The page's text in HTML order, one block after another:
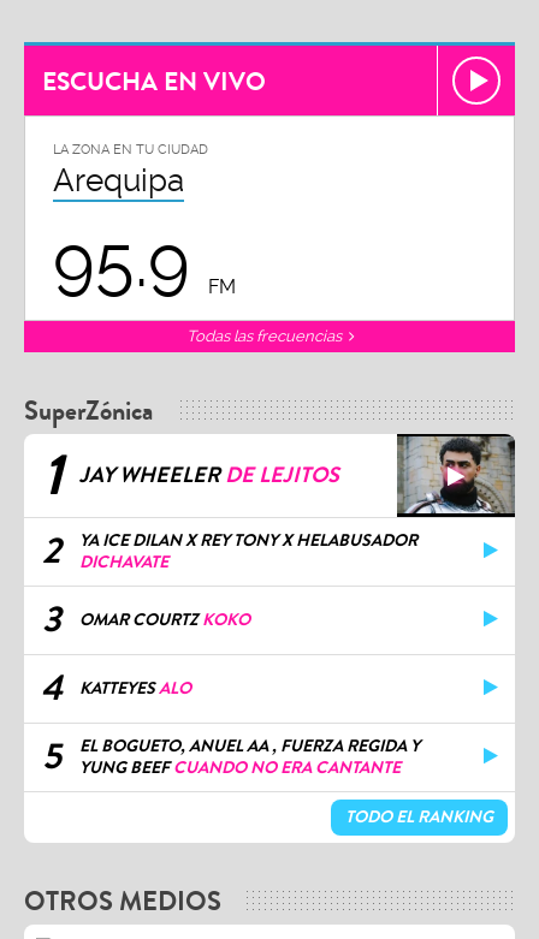
ESCUCHA EN VIVO
LA ZONA EN TU CIUDAD
Arequipa
95.9 FM
Todas las frecuencias
SuperZónica
1 JAY WHEELERDE LEJITOS
2
YA ICE DILAN X REY TONY X HELABUSADOR
DICHAVATE
3 OMAR COURTZKOKO
4 KATTEYESALO
5
EL BOGUETO, ANUEL AA , FUERZA REGIDA Y
YUNG BEEFCUANDO NO ERA CANTANTE
TODO EL RANKING
OTROS MEDIOS